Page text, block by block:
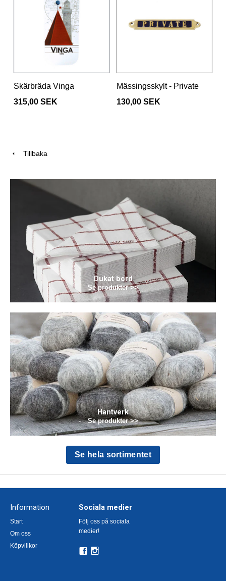
Skärbräda Vinga
315,00 SEK
Mässingsskylt - Private
130,00 SEK
Tillbaka
Dukat bord
Se produkter >>
Hantverk
Se produkter >>
Se hela sortimentet
Information
Start
Om oss
Köpvillkor
Sociala medier
Följ oss på sociala
medier!